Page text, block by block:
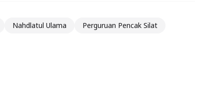
Nahdlatul Ulama Perguruan Pencak Silat